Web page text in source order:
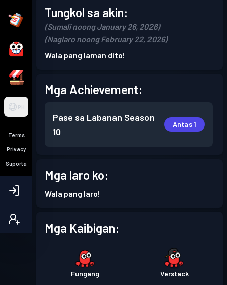
PH
Terms
Privacy
Suporta
Tungkol sa akin:
(Sumali noong January 26, 2026)
(Naglaro noong February 22, 2026)
Wala pang laman dito!
Mga Achievement:
Pase sa Labanan Season
10
Antas 1
Mga laro ko:
Wala pang laro!
Mga Kaibigan:
Fungang Verstack